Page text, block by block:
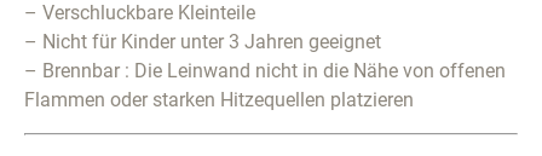
– Verschluckbare Kleinteile
– Nicht für Kinder unter 3 Jahren geeignet
– Brennbar : Die Leinwand nicht in die Nähe von offenen
Flammen oder starken Hitzequellen platzieren